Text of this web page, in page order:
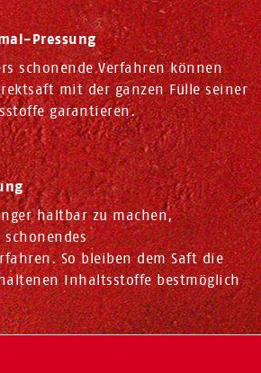
Pressung
schonende Verfahren können
mit der ganzen Fülle seiner
garantieren.
haltbar zu machen,
So bleiben dem Saft die
Inhaltsstoffe bestmöglich